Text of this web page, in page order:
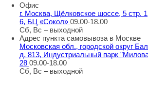
Офис
г. Москва, Щёлковское шоссе, 5 стр.
6, БЦ «Сокол» 09.00-18.00
Сб, Вс – выходной
Адрес пункта самовывоза в Москве
Московская обл., городской округ
д. 813, Индустриальный парк
28 09.00-18.00
Сб, Вс – выходной